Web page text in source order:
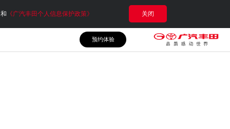
《广汽丰田个人信息保护政策》 关闭
预约体验